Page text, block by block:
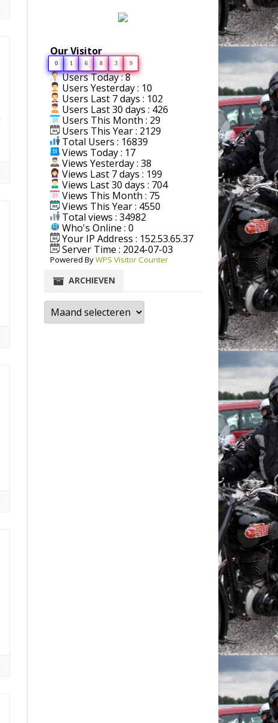
Our Visitor
0 1 6 8 3 9
Users Today : 8
Users Yesterday : 10
Users Last 7 days : 102
Users Last 30 days : 426
Users This Month : 29
Users This Year : 2129
Total Users : 16839
Views Today : 17
Views Yesterday : 38
Views Last 7 days : 199
Views Last 30 days : 704
Views This Month : 75
Views This Year : 4550
Total views : 34982
Who's Online : 0
Your IP Address : 152.53.65.37
Server Time : 2024-07-03
Powered ByWPS Visitor Counter
ARCHIEVEN
Archieven